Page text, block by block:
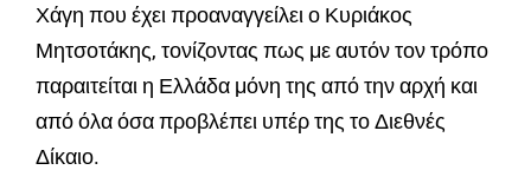
Χάγη που έχει προαναγγείλει ο Κυριάκος
Μητσοτάκης, τονίζοντας πως με αυτόν τον τρόπο
παραιτείται η Ελλάδα μόνη της από την αρχή και
από όλα όσα προβλέπει υπέρ της το Διεθνές
Δίκαιο.